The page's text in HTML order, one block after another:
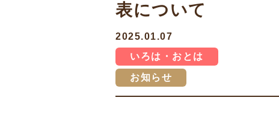
表について
2025.01.07
いろは・おとは
お知らせ